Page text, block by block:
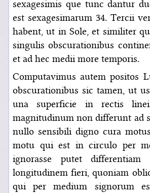
sexagesimis que tunc dantur
est sexagesimarum 34. Tercii
habent, ut in Sole, et similiter
singulis obscurationibus
et ad hec medii more temporis.
Computavimus autem positos
obscurationibus sic tamen, ut
una superficie in rectis
magnitudinum non differunt ad
nullo sensibili digno cura
motu qui est in circulo per
ignorasse putet
longitudinem fieri, quoniam
qui per medium signorum